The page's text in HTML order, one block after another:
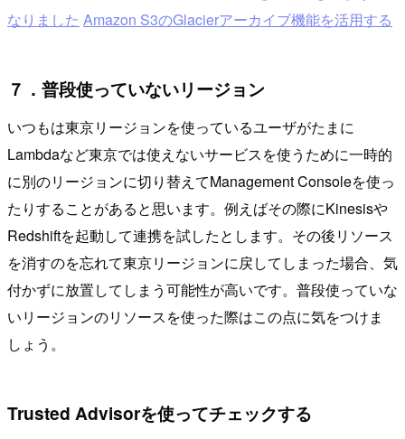
なりました Amazon S3のGlacierアーカイブ機能を活用する
７．普段使っていないリージョン
いつもは東京リージョンを使っているユーザがたまに
Lambdaなど東京では使えないサービスを使うために一時的
に別のリージョンに切り替えてManagement Consoleを使っ
たりすることがあると思います。例えばその際にKinesisや
Redshiftを起動して連携を試したとします。その後リソース
を消すのを忘れて東京リージョンに戻してしまった場合、気
付かずに放置してしまう可能性が高いです。普段使っていな
いリージョンのリソースを使った際はこの点に気をつけま
しょう。
Trusted Advisorを使ってチェックする